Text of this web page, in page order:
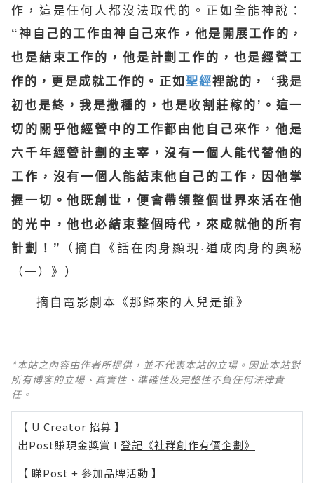
作，這是任何人都沒法取代的。正如全能神說：
“神自己的工作由神自己來作，他是開展工作的，
也是結束工作的，他是計劃工作的，也是經營工
作的，更是成就工作的。正如聖經裡說的， ‘我是
初也是終，我是撒種的，也是收割莊稼的’。這一
切的關乎他經營中的工作都由他自己來作，他是
六千年經營計劃的主宰，沒有一個人能代替他的
工作，沒有一個人能結束他自己的工作，因他掌
握一切。他既創世，便會帶領整個世界來活在他
的光中，他也必結束整個時代，來成就他的所有
計劃！” （摘自《話在肉身顯現·道成肉身的奧秘
（一）》）
摘自電影劇本《那歸來的人兒是誰》
*本站之內容由作者所提供，並不代表本站的立場。因此本站對
所有博客的立場、真實性、準確性及完整性不負任何法律責
任。
【 U Creator 招募 】
出Post賺現金獎賞 l 登記《社群創作有價企劃》
【 睇Post + 參加品牌活動 】